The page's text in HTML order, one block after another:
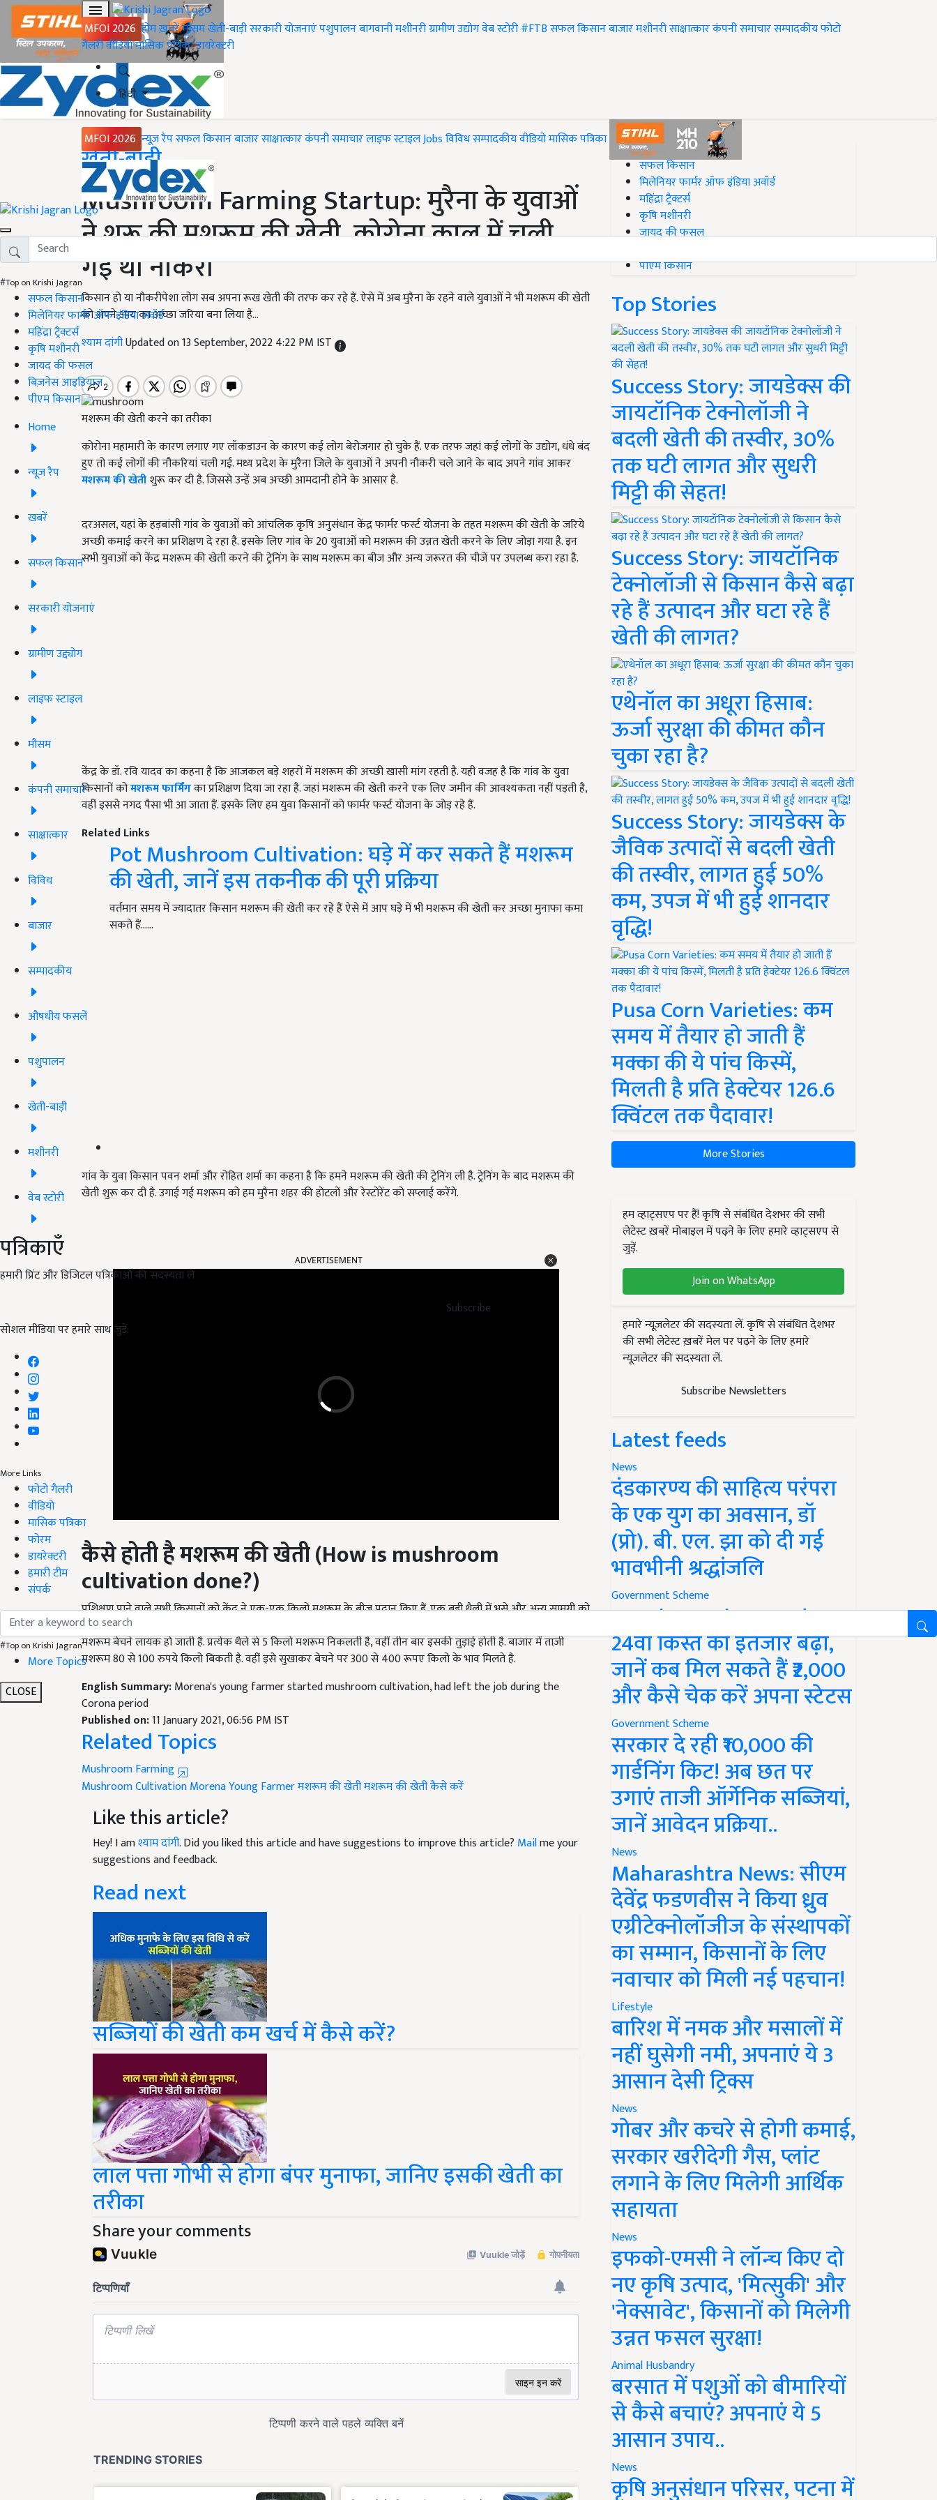
MFOI 2026 होमख़बरेंमौसमखेती-बाड़ीसरकारी योजनाएंपशुपालनबागवानीमशीनरीग्रामीण उद्योगवेब स्टोरी#FTBसफल किसानबाजारमशीनरीसाक्षात्कारकंपनी समाचारसम्पादकीयफोटो
गैलरीवीडियोमासिक पत्रिकाडायरेक्टरी
हिंदी
MFOI 2026 न्यूज़ रैपसफल किसानबाजारसाक्षात्कारकंपनी समाचारलाइफ स्टाइलJobsविविधसम्पादकीयवीडियोमासिक पत्रिका
#Top on Krishi Jagran
सफल किसान
मिलेनियर फार्मर ऑफ इंडिया अवॉर्ड
महिंद्रा ट्रैक्टर्स
कृषि मशीनरी
जायद की फसल
बिज़नेस आइडियाज
पीएम किसान
Home
न्यूज़ रैप
खबरें
सफल किसान
सरकारी योजनाएं
ग्रामीण उद्द्योग
लाइफ स्टाइल
मौसम
कंपनी समाचार
साक्षात्कार
विविध
बाजार
सम्पादकीय
औषधीय फसलें
पशुपालन
खेती-बाड़ी
मशीनरी
वेब स्टोरी
पत्रिकाएँ
हमारी प्रिंट और डिजिटल पत्रिकाओं की सदस्यता लें
Subscribe
सोशल मीडिया पर हमारे साथ जुड़ें:
More Links
फोटो गैलरी
वीडियो
मासिक पत्रिका
फोरम
डायरेक्टरी
हमारी टीम
संपर्क
#Top on Krishi Jagran
More Topics
CLOSE
Home
खेती-बाड़ी
Mushroom Farming Startup: मुरैना के युवाओं
ने शुरू की मशरूम की खेती, कोरोना काल में चली
गई थीं नौकरी
किसान हो या नौकरीपेशा लोग सब अपना रूख खेती की तरफ कर रहे हैं. ऐसे में अब मुरैना के रहने वाले युवाओं ने भी मशरूम की खेती
को अपने आय का अच्छा जरिया बना लिया है...
श्याम दांगीUpdated on 13 September, 2022 4:22 PM IST
मशरूम की खेती करने का तरीका
कोरोना महामारी के कारण लगाए गए लॉकडाउन के कारण कई लोग बेरोजगार हो चुके हैं. एक तरफ जहां कई लोगों के उद्योग, धंधे बंद
हुए तो कई लोगों की नौकरियां चली गई. मध्य प्रदेश के मुरैना जिले के युवाओं ने अपनी नौकरी चले जाने के बाद अपने गांव आकर
मशरूम की खेतीशुरू कर दी है. जिससे उन्हें अब अच्छी आमदानी होने के आसार है.
दरअसल, यहां के हड़बांसी गांव के युवाओं को आंचलिक कृषि अनुसंधान केंद्र फार्मर फर्स्ट योजना के तहत मशरूम की खेती के जरिये
अच्छी कमाई करने का प्रशिक्षण दे रहा है. इसके लिए गांव के 20 युवाओं को मशरूम की उन्नत खेती करने के लिए जोड़ा गया है. इन
सभी युवाओं को केंद्र मशरूम की खेती करने की ट्रेनिंग के साथ मशरूम का बीज और अन्य जरूरत की चीजें पर उपलब्ध करा रहा है.
केंद्र के डॉ. रवि यादव का कहना है कि आजकल बड़े शहरों में मशरूम की अच्छी खासी मांग रहती है. यही वजह है कि गांव के युवा
किसानों कोमशरूम फार्मिंगका प्रशिक्षण दिया जा रहा है. जहां मशरूम की खेती करने एक लिए जमीन की आवश्यकता नहीं पड़ती है,
वहीं इससे नगद पैसा भी आ जाता हैं. इसके लिए हम युवा किसानों को फार्मर फर्स्ट योजना के जोड़ रहे हैं.
Related Links
Pot Mushroom Cultivation: घड़े में कर सकते हैं मशरूम
की खेती, जानें इस तकनीक की पूरी प्रक्रिया
वर्तमान समय में ज्यादातर किसान मशरूम की खेती कर रहे हैं ऐसे में आप घड़े में भी मशरूम की खेती कर अच्छा मुनाफा कमा
सकते हैं...…
गांव के युवा किसान पवन शर्मा और रोहित शर्मा का कहना है कि हमने मशरूम की खेती की ट्रेनिंग ली है. ट्रेनिंग के बाद मशरूम की
खेती शुरू कर दी है. उगाई गई मशरूम को हम मुरैना शहर की होटलों और रेस्टोरेंट को सप्लाई करेंगे.
कैसेहोतीहैमशरूमकीखेती (How is mushroom
cultivation done?)
प्रशिक्षण पाने वाले सभी किसानों को केंद्र ने एक-एक किलो मशरूम के बीज प्रदान किए हैं. एक बड़ी थैली में भूसे और अन्य सामग्री को
भरा जाता है. जिसमें मशरूम के बीज डाले जाते हैं, जो कुछ दिनों में अंकुरित होकर बाहर निकलते हैं. बीज बोने के 15 से 25 दिनों बाद
मशरूम बेचने लायक हो जाती है. प्रत्येक थैले से 5 किलो मशरूम निकलती है, वहीं तीन बार इसकी तुड़ाई होती है. बाजार में ताज़ी
मशरूम 80 से 100 रुपये किलो बिकती है. वहीं इसे सुखाकर बेचने पर 300 से 400 रूपए किलो के भाव मिलते है.
English Summary:
Morena's young farmer started mushroom cultivation, had left the job during the
Corona period
Published on:
Related Topics
Mushroom Farming
Mushroom Cultivation
Like this article?
Hey! I amश्याम दांगी . Did you liked this article and have suggestions to improve this article?
suggestions and feedback.
Read next
सब्जियों की खेती कम खर्च में कैसे करें?
लाल पत्ता गोभी से होगा बंपर मुनाफा, जानिए इसकी खेती का
तरीका
Share your comments
#Top on Krishi Jagran
सफल किसान
मिलेनियर फार्मर ऑफ इंडिया अवॉर्ड
महिंद्रा ट्रैक्टर्स
कृषि मशीनरी
जायद की फसल
पीएम किसान
Top Stories
Success Story: जायडेक्स की
जायटॉनिक टेक्नोलॉजी ने
बदली खेती की तस्वीर, 30%
तक घटी लागत और सुधरी
मिट्टी की सेहत!
Success Story: जायटॉनिक
टेक्नोलॉजी से किसान कैसे बढ़ा
रहे हैं उत्पादन और घटा रहे हैं
खेती की लागत?
एथेनॉल का अधूरा हिसाब:
ऊर्जा सुरक्षा की कीमत कौन
चुका रहा है?
Success Story: जायडेक्स के
जैविक उत्पादों से बदली खेती
की तस्वीर, लागत हुई 50%
कम, उपज में भी हुई शानदार
वृद्धि!
Pusa Corn Varieties: कम
समय में तैयार हो जाती हैं
मक्का की ये पांच किस्में,
मिलती है प्रति हेक्टेयर 126.6
क्विंटल तक पैदावार!
More Stories
हम व्हाट्सएप पर हैं! कृषि से संबंधित देशभर की सभी
लेटेस्ट ख़बरें मोबाइल में पढ़ने के लिए हमारे व्हाट्सएप से
जुड़ें.
Join on WhatsApp
हमारे न्यूज़लेटर की सदस्यता लें. कृषि से संबंधित देशभर
की सभी लेटेस्ट ख़बरें मेल पर पढ़ने के लिए हमारे
न्यूज़लेटर की सदस्यता लें.
Subscribe Newsletters
Latest feeds
News
दंडकारण्य की साहित्य परंपरा
के एक युग का अवसान, डॉ
(प्रो). बी. एल. झा को दी गई
भावभीनी श्रद्धांजलि
Government Scheme
PM Kisan Yojana Update:
24वीं किस्त का इंतजार बढ़ा,
जानें कब मिल सकते हैं ₹2,000
और कैसे चेक करें अपना स्टेटस
Government Scheme
सरकार दे रही ₹10,000 की
गार्डनिंग किट! अब छत पर
उगाएं ताजी ऑर्गेनिक सब्जियां,
जानें आवेदन प्रक्रिया..
News
Maharashtra News: सीएम
देवेंद्र फडणवीस ने किया ध्रुव
एग्रीटेक्नोलॉजीज के संस्थापकों
का सम्मान, किसानों के लिए
नवाचार को मिली नई पहचान!
Lifestyle
बारिश में नमक और मसालों में
नहीं घुसेगी नमी, अपनाएं ये 3
आसान देसी ट्रिक्स
News
गोबर और कचरे से होगी कमाई,
सरकार खरीदेगी गैस, प्लांट
लगाने के लिए मिलेगी आर्थिक
सहायता
News
इफको-एमसी ने लॉन्च किए दो
नए कृषि उत्पाद, 'मित्सुकी' और
'नेक्सावेट', किसानों को मिलेगी
उन्नत फसल सुरक्षा!
Animal Husbandry
बरसात में पशुओं को बीमारियों
से कैसे बचाएं? अपनाएं ये 5
आसान उपाय..
News
कृषि अनुसंधान परिसर, पटना में